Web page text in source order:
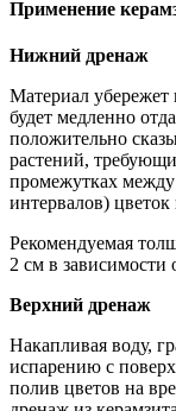
Применение
Нижний дренаж
Материал убережет
будет медленно
положительно
растений,
промежутках между
интервалов) цветок
Рекомендуемая
2 см в зависимости
Верхний дренаж
Накапливая воду,
испарению с
полив цветов на